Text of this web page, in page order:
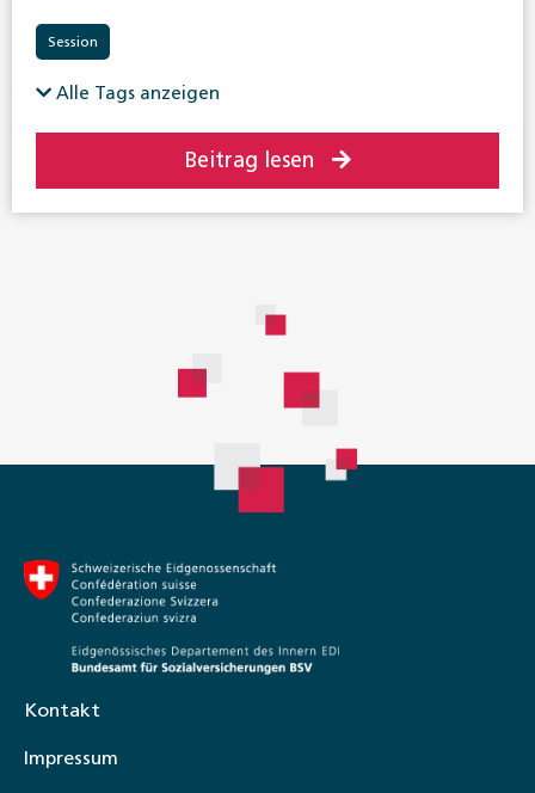
Session
Alle Tags anzeigen
Beitrag lesen
Kontakt
Impressum